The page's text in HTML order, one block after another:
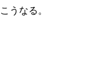
こうなる。